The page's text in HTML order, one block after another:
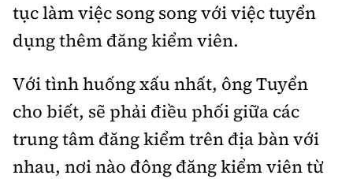
tục làm việc song song với việc tuyển
dụng thêm đăng kiểm viên.
Với tình huống xấu nhất, ông Tuyển
cho biết, sẽ phải điều phối giữa các
trung tâm đăng kiểm trên địa bàn với
nhau, nơi nào đông đăng kiểm viên từ